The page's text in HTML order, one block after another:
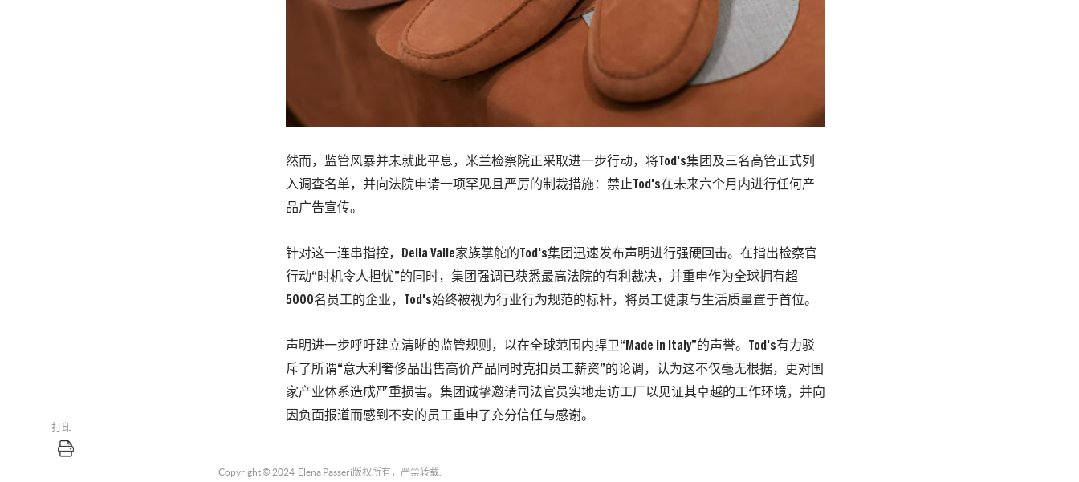
打印
然而，监管风暴并未就此平息，米兰检察院正采取进一步行动，将Tod's集团及三名高管正式列
入调查名单，并向法院申请一项罕见且严厉的制裁措施：禁止Tod's在未来六个月内进行任何产
品广告宣传。
针对这一连串指控，Della Valle家族掌舵的Tod's集团迅速发布声明进行强硬回击。在指出检察官
行动“时机令人担忧”的同时，集团强调已获悉最高法院的有利裁决，并重申作为全球拥有超
5000名员工的企业，Tod's始终被视为行业行为规范的标杆，将员工健康与生活质量置于首位。
声明进一步呼吁建立清晰的监管规则，以在全球范围内捍卫“Made in Italy”的声誉。Tod's有力驳
斥了所谓“意大利奢侈品出售高价产品同时克扣员工薪资”的论调，认为这不仅毫无根据，更对国
家产业体系造成严重损害。集团诚挚邀请司法官员实地走访工厂以见证其卓越的工作环境，并向
因负面报道而感到不安的员工重申了充分信任与感谢。
Copyright © 2024 Elena Passeri 版权所有，严禁转载.